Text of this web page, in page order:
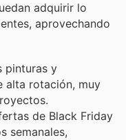
adquirir lo
aprovechando
pinturas y
alta rotación, muy
de Black Friday
semanales,